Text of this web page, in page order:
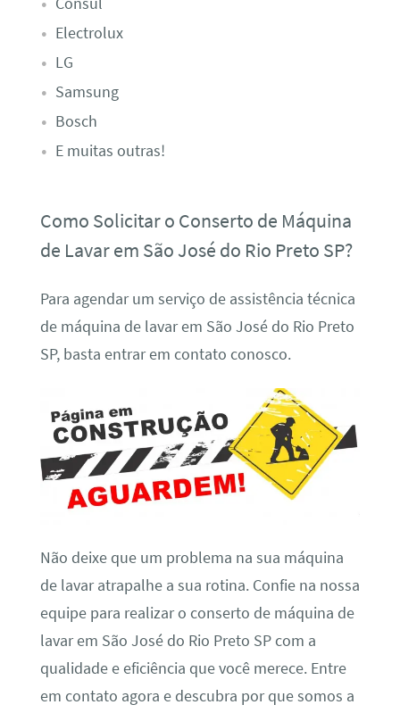
Electrolux
LG
Samsung
Bosch
E muitas outras!
Como Solicitar o Conserto de Máquina
de Lavar em São José do Rio Preto SP?
Para agendar um serviço de assistência técnica
de máquina de lavar em São José do Rio Preto
SP, basta entrar em contato conosco.
Não deixe que um problema na sua máquina
de lavar atrapalhe a sua rotina. Confie na nossa
equipe para realizar o conserto de máquina de
lavar em São José do Rio Preto SP com a
qualidade e eficiência que você merece. Entre
em contato agora e descubra por que somos a